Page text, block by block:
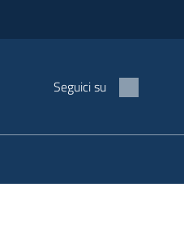
Seguici su